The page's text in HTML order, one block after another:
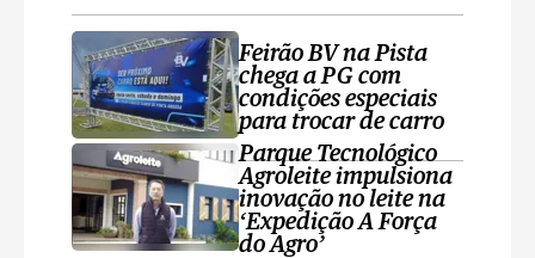
Feirão BV na Pista
chega a PG com
condições especiais
para trocar de carro
Parque Tecnológico
Agroleite impulsiona
inovação no leite na
‘Expedição A Força
do Agro’